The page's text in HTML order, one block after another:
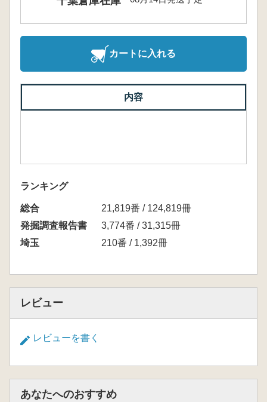
カートに入れる
内容
ランキング
総合
21,819番 / 124,819冊
発掘調査報告書
3,774番 / 31,315冊
埼玉
210番 / 1,392冊
レビュー
レビューを書く
あなたへのおすすめ